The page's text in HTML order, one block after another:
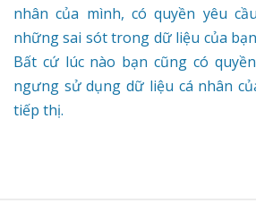
nhân của mình, có quyền yêu
những sai sót trong dữ liệu của
Bất cứ lúc nào bạn cũng có
ngưng sử dụng dữ liệu cá nhân
tiếp thị.